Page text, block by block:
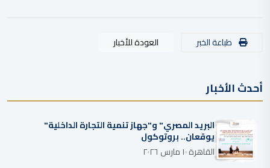
طباعة الخبر العودة للأخبار
أحدث الأخبار
البريد المصري" و"جهاز تنمية التجارة الداخلية"
يوقعان.. بروتوكول
القاهرة ١٠ مارس ٢٠٢٦